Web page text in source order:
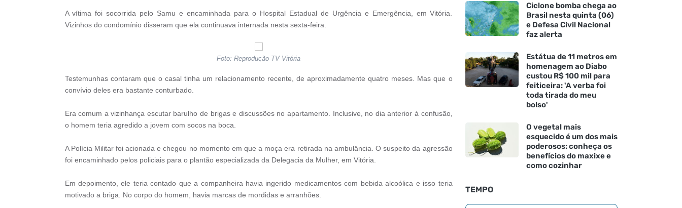
A vítima foi socorrida pelo Samu e encaminhada para o Hospital Estadual de Urgência e Emergência, em Vitória.
Vizinhos do condomínio disseram que ela continuava internada nesta sexta-feira.
Foto: Reprodução TV Vitória
Testemunhas contaram que o casal tinha um relacionamento recente, de aproximadamente quatro meses. Mas que o
convívio deles era bastante conturbado.
Era comum a vizinhança escutar barulho de brigas e discussões no apartamento. Inclusive, no dia anterior à confusão,
o homem teria agredido a jovem com socos na boca.
A Polícia Militar foi acionada e chegou no momento em que a moça era retirada na ambulância. O suspeito da agressão
foi encaminhado pelos policiais para o plantão especializada da Delegacia da Mulher, em Vitória.
Em depoimento, ele teria contado que a companheira havia ingerido medicamentos com bebida alcoólica e isso teria
motivado a briga. No corpo do homem, havia marcas de mordidas e arranhões.
Ciclone bomba chega ao
Brasil nesta quinta (06)
e Defesa Civil Nacional
faz alerta
Estátua de 11 metros em
homenagem ao Diabo
custou R$ 100 mil para
feiticeira: 'A verba foi
toda tirada do meu
bolso'
O vegetal mais
esquecido é um dos mais
poderosos: conheça os
benefícios do maxixe e
como cozinhar
TEMPO